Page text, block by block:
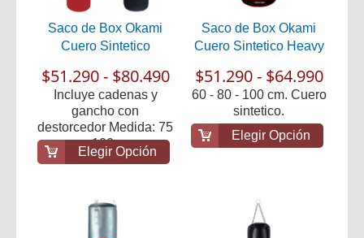
Saco de Box Okami
Cuero Sintetico
$51.290 - $80.490
Incluye cadenas y
gancho con
destorcedor Medida: 75
- 100 ...
Elegir Opción
Saco de Box Okami
Cuero Sintetico Heavy
$51.290 - $64.990
60 - 80 - 100 cm. Cuero
sintetico.
Elegir Opción